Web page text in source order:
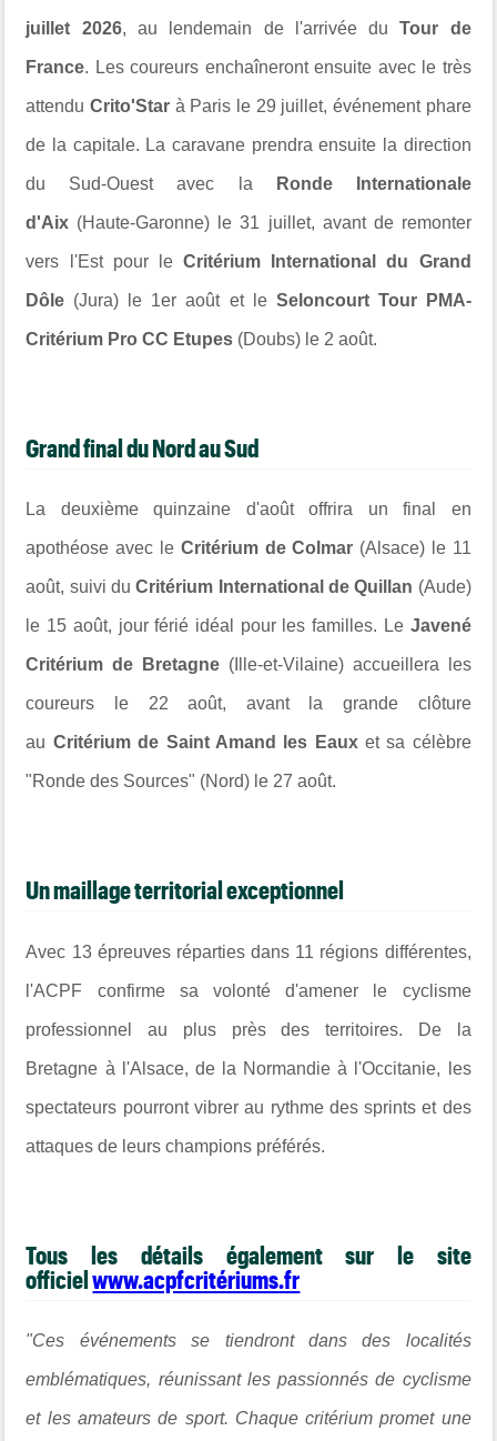
juillet 2026, au lendemain de l'arrivée duTour de
France. Les coureurs enchaîneront ensuite avec le très
attenduCrito'Star à Paris le 29 juillet, événement phare
de la capitale. La caravane prendra ensuite la direction
du Sud-Ouest avec la Ronde Internationale
d'Aix (Haute-Garonne) le 31 juillet, avant de remonter
vers l'Est pour leCritérium International du Grand
Dôle (Jura) le 1er août et le Seloncourt Tour PMA-
Critérium Pro CC Etupes (Doubs) le 2 août.
Grand final du Nord au Sud
La deuxième quinzaine d'août offrira un final en
apothéose avec le Critérium de Colmar (Alsace) le 11
août, suivi duCritérium International de Quillan (Aude)
le 15 août, jour férié idéal pour les familles. Le Javené
Critérium de Bretagne (Ille-et-Vilaine) accueillera les
coureurs le 22 août, avant la grande clôture
au Critérium de Saint Amand les Eauxet sa célèbre
"Ronde des Sources" (Nord) le 27 août.
Un maillage territorial exceptionnel
Avec 13 épreuves réparties dans 11 régions différentes,
l'ACPF confirme sa volonté d'amener le cyclisme
professionnel au plus près des territoires. De la
Bretagne à l'Alsace, de la Normandie à l'Occitanie, les
spectateurs pourront vibrer au rythme des sprints et des
attaques de leurs champions préférés.
Tous les détails également sur le site
officielwww.acpfcritériums.fr
"Ces événements se tiendront dans des localités
emblématiques, réunissant les passionnés de cyclisme
et les amateurs de sport. Chaque critérium promet une